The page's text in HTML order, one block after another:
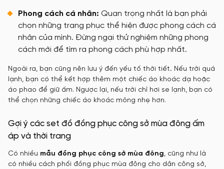
Phong cách cá nhân: Quan trọng nhất là bạn phải
chọn những trang phục thể hiện được phong cách cá
nhân của mình. Đừng ngại thử nghiệm những phong
cách mới để tìm ra phong cách phù hợp nhất.
Ngoài ra, bạn cũng nên lưu ý đến yếu tố thời tiết. Nếu trời quá
lạnh, bạn có thể kết hợp thêm một chiếc áo khoác dạ hoặc
áo phao để giữ ấm. Ngược lại, nếu trời chỉ hơi se lạnh, bạn có
thể chọn những chiếc áo khoác mỏng nhẹ hơn.
Gợi ý các set đồ đồng phục công sở mùa đông ấm
áp và thời trang
Có nhiều mẫu đồng phục công sở mùa đông, cũng như là
có nhiều cách phối đồng phục mùa đông cho dân công sở,